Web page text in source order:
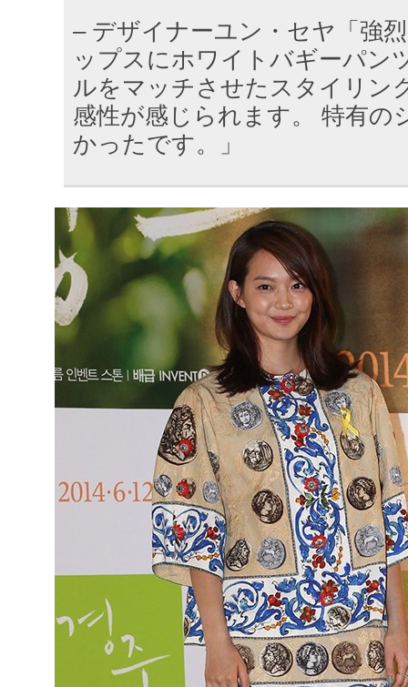
– デザイナーユン・セヤ「強
ップスにホワイトバギーパン
ルをマッチさせたスタイリン
感性が感じられます。 特有の
かったです。」